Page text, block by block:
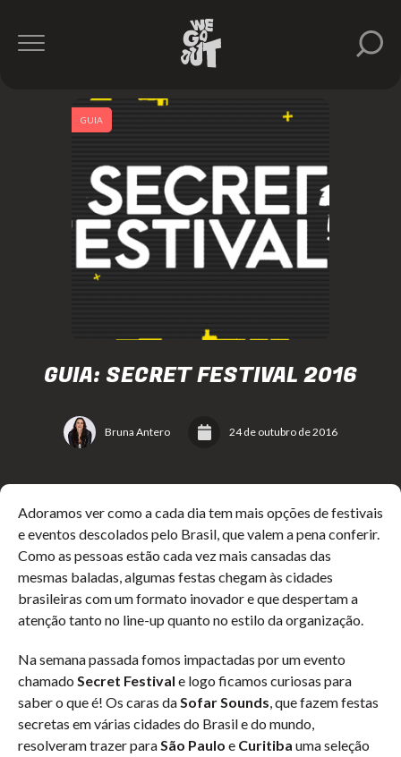
GUIA: SECRET FESTIVAL 2016
Bruna Antero 24 de outubro de 2016
GUIA
Adoramos ver como a cada dia tem mais opções de festivais
e eventos descolados pelo Brasil, que valem a pena conferir.
Como as pessoas estão cada vez mais cansadas das
mesmas baladas, algumas festas chegam às cidades
brasileiras com um formato inovador e que despertam a
atenção tanto no line-up quanto no estilo da organização.
Na semana passada fomos impactadas por um evento
chamado Secret Festival e logo ficamos curiosas para
saber o que é! Os caras daSofar Sounds, que fazem festas
secretas em várias cidades do Brasil e do mundo,
resolveram trazer paraSão Paulo e Curitiba uma seleção